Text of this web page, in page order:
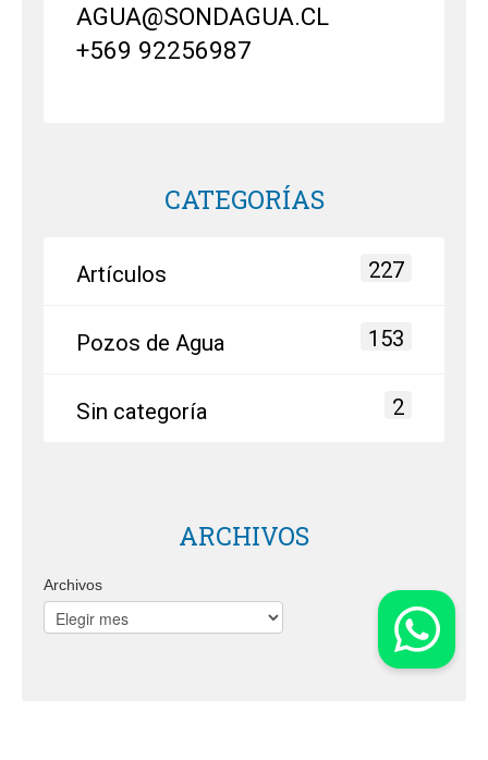
AGUA@SONDAGUA.CL
+569 92256987
CATEGORÍAS
Artículos 227
Pozos de Agua 153
Sin categoría 2
ARCHIVOS
Archivos